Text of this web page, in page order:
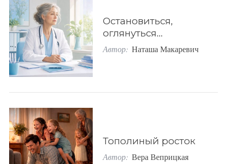
Остановиться,
оглянуться…
Автор: Наташа Макаревич
Тополиный росток
Автор: Вера Веприцкая